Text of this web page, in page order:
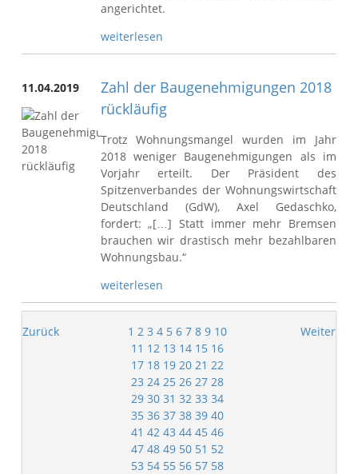
angerichtet.
weiterlesen
11.04.2019
Zahl der Baugenehmigungen 2018
rückläufig
Trotz Wohnungsmangel wurden im Jahr
2018 weniger Baugenehmigungen als im
Vorjahr erteilt. Der Präsident des
Spitzenverbandes der Wohnungswirtschaft
Deutschland (GdW), Axel Gedaschko,
fordert: „[…] Statt immer mehr Bremsen
brauchen wir drastisch mehr bezahlbaren
Wohnungsbau.“
weiterlesen
Zurück 1 2 3 4 5 6 7 8 9 10
11 12 13 14 15 16
17 18 19 20 21 22
23 24 25 26 27 28
29 30 31 32 33 34
35 36 37 38 39 40
41 42 43 44 45 46
47 48 49 50 51 52
53 54 55 56 57 58
Weiter